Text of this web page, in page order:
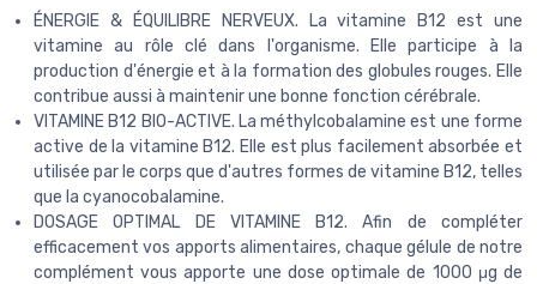
ÉNERGIE & ÉQUILIBRE NERVEUX. La vitamine B12 est une
vitamine au rôle clé dans l'organisme. Elle participe à la
production d'énergie et à la formation des globules rouges. Elle
contribue aussi à maintenir une bonne fonction cérébrale.
VITAMINE B12 BIO-ACTIVE. La méthylcobalamine est une forme
active de la vitamine B12. Elle est plus facilement absorbée et
utilisée par le corps que d'autres formes de vitamine B12, telles
que la cyanocobalamine.
DOSAGE OPTIMAL DE VITAMINE B12. Afin de compléter
efficacement vos apports alimentaires, chaque gélule de notre
complément vous apporte une dose optimale de 1000 μg de